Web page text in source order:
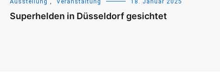
Ausstellung , Veranstaltung 18. Januar 2025
Superhelden in Düsseldorf gesichtet